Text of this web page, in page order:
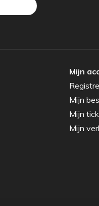
Mijn
Mijn
Mijn
Mijn